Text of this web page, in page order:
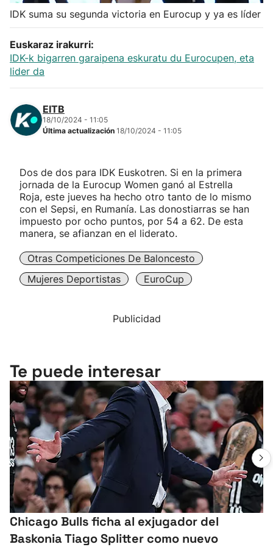
Kirolak 360
Atletismo
Carreras de montaña
Más deportes
IDK suma su segunda victoria en Eurocup y ya es líder
Euskaraz irakurri:
IDK-k bigarren garaipena eskuratu du Eurocupen, eta
lider da
EITB
18/10/2024 - 11:05
Última actualización 18/10/2024 - 11:05
Dos de dos para IDK Euskotren. Si en la primera
jornada de la Eurocup Women ganó al Estrella
Roja, este jueves ha hecho otro tanto de lo mismo
con el Sepsi, en Rumanía. Las donostiarras se han
impuesto por ocho puntos, por 54 a 62. De esta
manera, se afianzan en el liderato.
Otras Competiciones De Baloncesto
Mujeres Deportistas
EuroCup
Publicidad
Te puede interesar
Chicago Bulls ficha al exjugador del
Baskonia Tiago Splitter como nuevo